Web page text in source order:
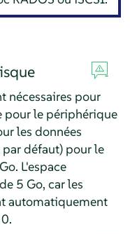
nécessaires pour
pour le périphérique
les données
défaut) pour le
L'espace
5 Go, car les
automatiquement